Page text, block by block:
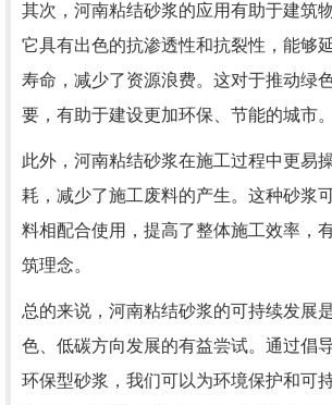
其次，河南粘结砂浆的应用有助于建筑
它具有出色的抗渗透性和抗裂性，能够
寿命，减少了资源浪费。这对于推动绿
要，有助于建设更加环保、节能的城市。
此外，河南粘结砂浆在施工过程中更易
耗，减少了施工废料的产生。这种砂浆
料相配合使用，提高了整体施工效率，
筑理念。
总的来说，河南粘结砂浆的可持续发展
色、低碳方向发展的有益尝试。通过倡
环保型砂浆，我们可以为环境保护和可